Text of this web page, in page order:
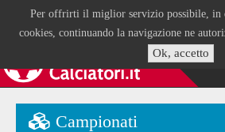
Per offrirti il miglior servizio possibile, in
cookies, continuando la navigazione ne
Ok, accetto
Campionati